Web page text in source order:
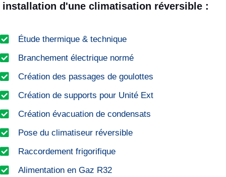
installation d'une climatisation réversible :
Étude thermique & technique
Branchement électrique normé
Création des passages de goulottes
Création de supports pour Unité Ext
Création évacuation de condensats
Pose du climatiseur réversible
Raccordement frigorifique
Alimentation en Gaz R32